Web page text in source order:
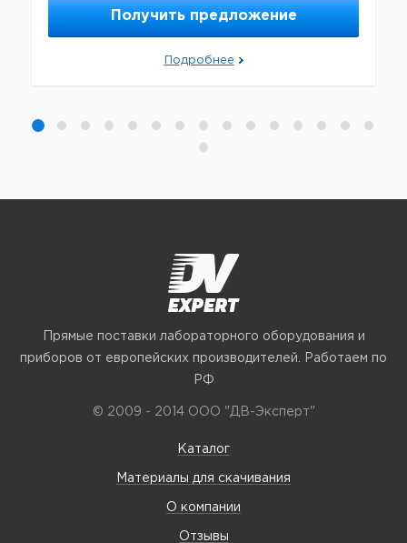
Получить предложение
Подробнее
Прямые поставки лабораторного оборудования и
приборов от европейских производителей. Работаем по
РФ
© 2009 - 2014 ООО "ДВ-Эксперт"
Каталог
Материалы для скачивания
О компании
Отзывы